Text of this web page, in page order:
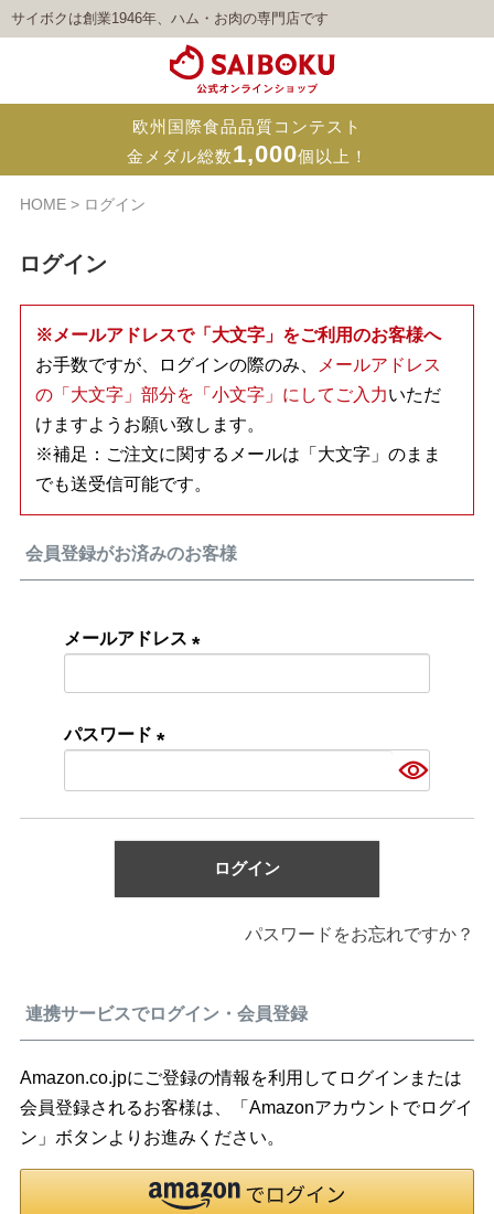
サイボクは創業1946年、ハム・お肉の専門店です
欧州国際食品品質コンテスト
金メダル総数1,000個以上！
HOME ログイン
ログイン
※メールアドレスで「大文字」をご利用のお客様へ
お手数ですが、ログインの際のみ、 メールアドレス
の「大文字」部分を「小文字」にしてご入力いただ
けますようお願い致します。
※補足：ご注文に関するメールは「大文字」のまま
でも送受信可能です。
会員登録がお済みのお客様
メールアドレス
パスワード
ログイン
パスワードをお忘れですか？
連携サービスでログイン・会員登録
Amazon.co.jpにご登録の情報を利用してログインまたは
会員登録されるお客様は、「Amazonアカウントでログイ
ン」ボタンよりお進みください。